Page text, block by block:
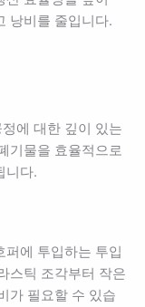
낭비를 줄입니다.
에 대한 깊이 있는
기물을 효율적으로
니다.
퍼에 투입하는 투입
스틱 조각부터 작은
가 필요할 수 있습